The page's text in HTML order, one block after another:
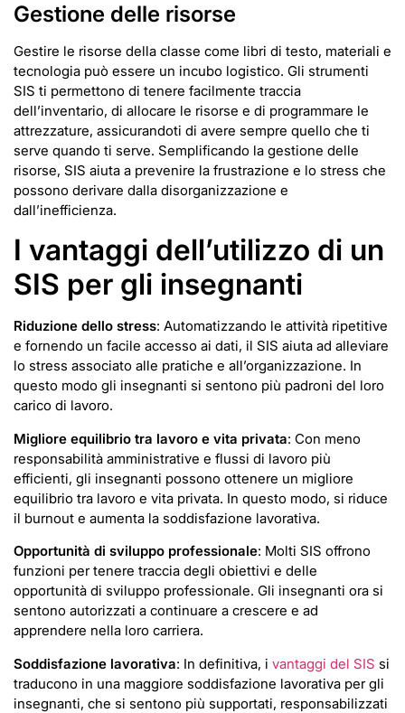
Gestione delle risorse
Gestire le risorse della classe come libri di testo, materiali e
tecnologia può essere un incubo logistico. Gli strumenti
SIS ti permettono di tenere facilmente traccia
dell’inventario, di allocare le risorse e di programmare le
attrezzature, assicurandoti di avere sempre quello che ti
serve quando ti serve. Semplificando la gestione delle
risorse, SIS aiuta a prevenire la frustrazione e lo stress che
possono derivare dalla disorganizzazione e
dall’inefficienza.
I vantaggi dell’utilizzo di un
SIS per gli insegnanti
Riduzione dello stress: Automatizzando le attività ripetitive
e fornendo un facile accesso ai dati, il SIS aiuta ad alleviare
lo stress associato alle pratiche e all’organizzazione. In
questo modo gli insegnanti si sentono più padroni del loro
carico di lavoro.
Migliore equilibrio tra lavoro e vita privata: Con meno
responsabilità amministrative e flussi di lavoro più
efficienti, gli insegnanti possono ottenere un migliore
equilibrio tra lavoro e vita privata. In questo modo, si riduce
il burnout e aumenta la soddisfazione lavorativa.
Opportunità di sviluppo professionale: Molti SIS offrono
funzioni per tenere traccia degli obiettivi e delle
opportunità di sviluppo professionale. Gli insegnanti ora si
sentono autorizzati a continuare a crescere e ad
apprendere nella loro carriera.
Soddisfazione lavorativa: In definitiva, i vantaggi del SIS si
traducono in una maggiore soddisfazione lavorativa per gli
insegnanti, che si sentono più supportati, responsabilizzati